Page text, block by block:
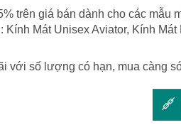
trên giá bán dành cho các mẫu
Kính Mát Unisex Aviator, Kính
với số lượng có hạn, mua càng